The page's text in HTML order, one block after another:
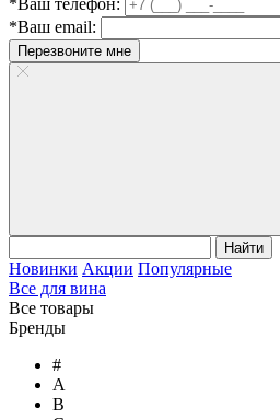
*Ваш телефон:
*Ваш email:
Перезвоните мне
Найти
Новинки Акции Популярные
Все для вина
Все товары
Бренды
#
A
B